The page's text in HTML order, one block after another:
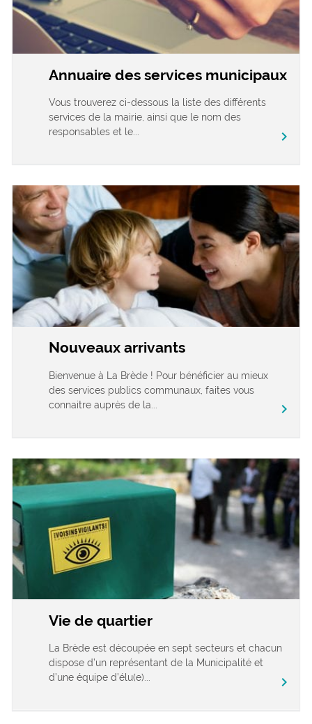
Annuaire des services municipaux
Vous trouverez ci-dessous la liste des différents
services de la mairie, ainsi que le nom des
responsables et le...
chevron_right
Nouveaux arrivants
Bienvenue à La Brède ! Pour bénéficier au mieux
des services publics communaux, faites vous
connaitre auprès de la...
chevron_right
Vie de quartier
La Brède est découpée en sept secteurs et chacun
dispose d’un représentant de la Municipalité et
d’une équipe d’élu(e)...
chevron_right